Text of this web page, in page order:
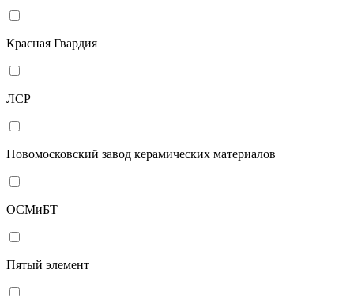
Красная Гвардия
ЛСР
Новомосковский завод керамических материалов
ОСМиБТ
Пятый элемент